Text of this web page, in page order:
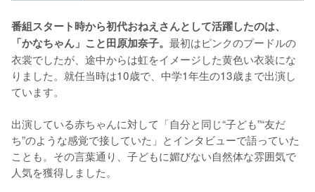
番組スタート時から初代おねえさんとして活躍したのは、
「かなちゃん」こと田原加奈子。 最初はピンクのプードルの
衣裳でしたが、途中からは虹をイメージした黄色い衣装にな
りました。就任当時は10歳で、中学1年生の13歳まで出演し
ています。
出演している赤ちゃんに対して「自分と同じ“子ども”“友だ
ち”のような感覚で接していた」とインタビューで語っていた
ことも。その言葉通り、子どもに媚びない自然体な雰囲気で
人気を獲得しました。